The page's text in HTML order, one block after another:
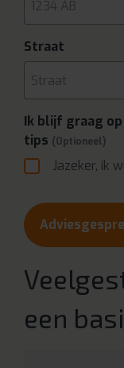
Straat
Ik blijf graag
tips (Optioneel)
Jazeker, ik
een